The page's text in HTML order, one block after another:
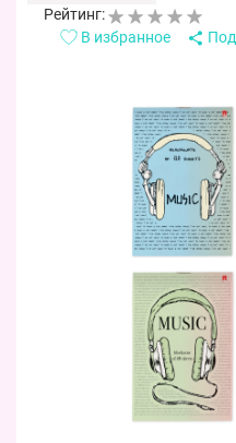
Рейтинг:
В избранное